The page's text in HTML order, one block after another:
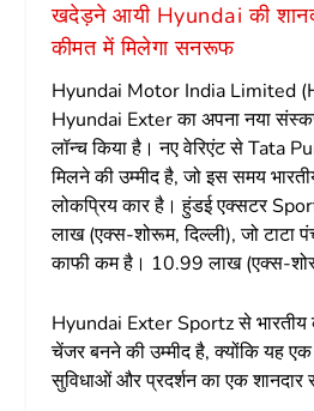
खदेड़ने आयी Hyundai की
कीमत में मिलेगा सनरूफ
Hyundai Motor India Limited
Hyundai Exter का अपना नया
लॉन्च किया है। नए वेरिएंट से Tata
मिलने की उम्मीद है, जो इस समय
लोकप्रिय कार है। हुंडई एक्सटर
लाख (एक्स-शोरूम, दिल्ली), जो टाटा
काफी कम है। 10.99 लाख (एक्स-
Hyundai Exter Sportz से भारतीय
चेंजर बनने की उम्मीद है, क्योंकि यह
सुविधाओं और प्रदर्शन का एक शानदार